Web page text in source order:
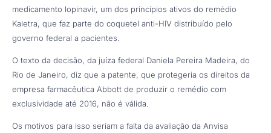
medicamento lopinavir, um dos princípios ativos do remédio
Kaletra, que faz parte do coquetel anti-HIV distribuído pelo
governo federal a pacientes.
O texto da decisão, da juíza federal Daniela Pereira Madeira, do
Rio de Janeiro, diz que a patente, que protegeria os direitos da
empresa farmacêutica Abbott de produzir o remédio com
exclusividade até 2016, não é válida.
Os motivos para isso seriam a falta da avaliação da Anvisa